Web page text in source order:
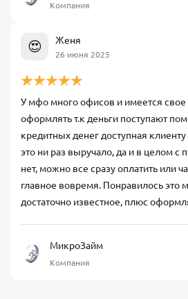
Компания
😍 Женя
26 июня 2025
У мфо много офисов и имеется
оформлять т.к деньги поступают
кредитных денег доступная
это ни раз выручало, да и в целом
нет, можно все сразу оплатить или
главное вовремя. Понравилось это
достаточно известное, плюс
МикроЗайм
Компания